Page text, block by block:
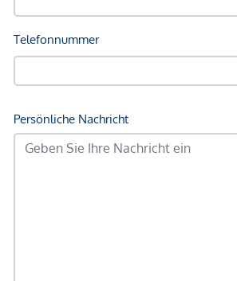
Der Vermittler ist als Doppelmakler tätig.
Arzt <500m
Apotheke <500m